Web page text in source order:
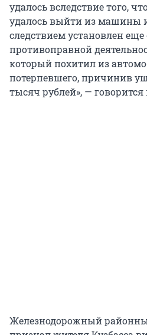
удалось вследствие того,
удалось выйти из машины
следствием установлен
противоправной
который похитил из
потерпевшего, причинив
тысяч рублей», —
Железнодорожный